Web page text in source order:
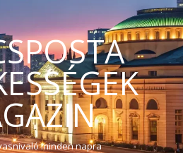
minden napra